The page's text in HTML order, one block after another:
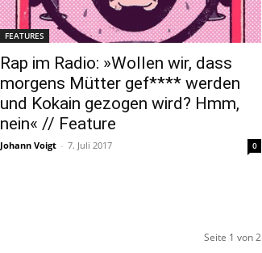
FEATURES
Rap im Radio: »Wollen wir, dass
morgens Mütter gef**** werden
und Kokain gezogen wird? Hmm,
nein« // Feature
Johann Voigt - 7. Juli 2017 0
Seite 1 von 2